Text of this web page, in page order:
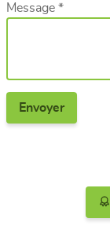
Message *